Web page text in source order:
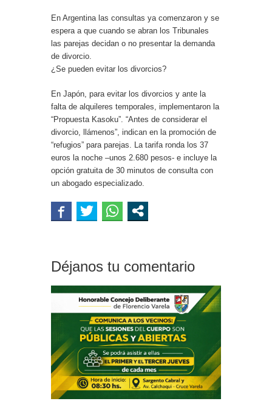
En Argentina las consultas ya comenzaron y se
espera a que cuando se abran los Tribunales
las parejas decidan o no presentar la demanda
de divorcio.
¿Se pueden evitar los divorcios?
En Japón, para evitar los divorcios y ante la
falta de alquileres temporales, implementaron la
“Propuesta Kasoku”. “Antes de considerar el
divorcio, llámenos”, indican en la promoción de
“refugios” para parejas. La tarifa ronda los 37
euros la noche –unos 2.680 pesos- e incluye la
opción gratuita de 30 minutos de consulta con
un abogado especializado.
Déjanos tu comentario